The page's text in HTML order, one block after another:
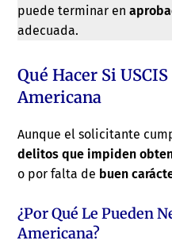
puede terminar en
adecuada.
Qué Hacer Si
Americana
Aunque el solicitante
delitos que impiden
o por falta de buen
¿Por Qué Le Pueden
Americana?